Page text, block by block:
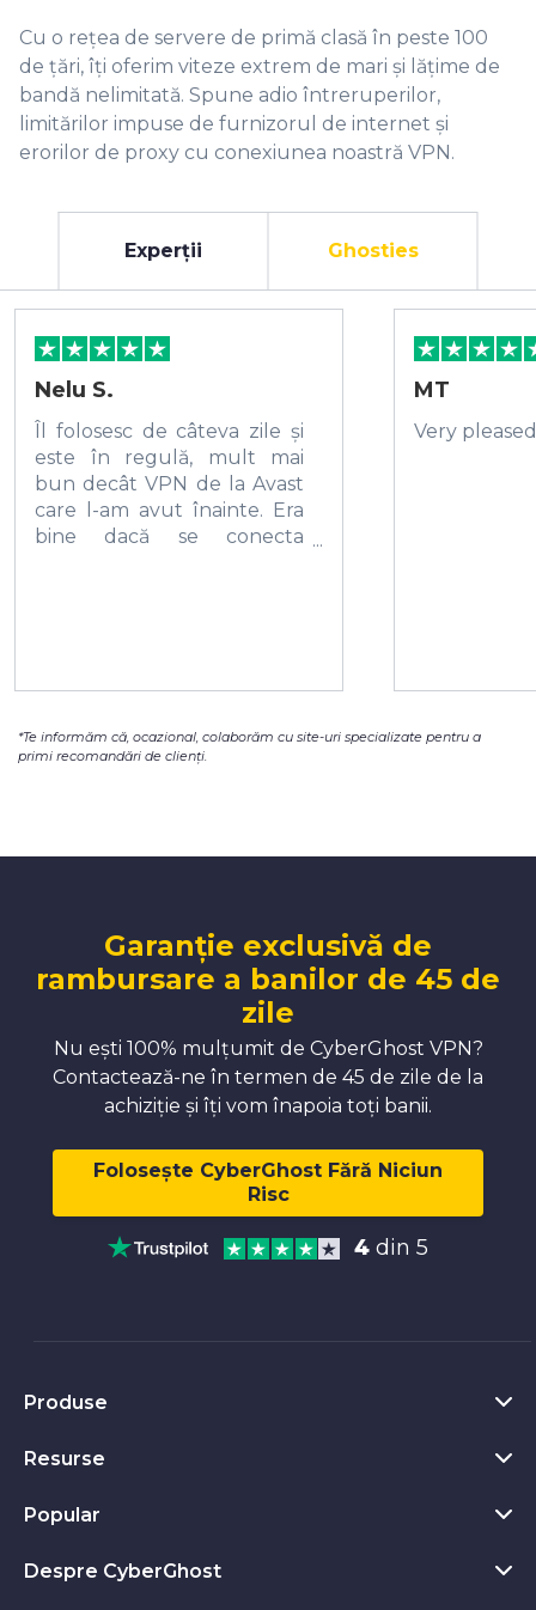
Cu o rețea de servere de primă clasă în peste 100
de țări, îți oferim viteze extrem de mari și lățime de
bandă nelimitată. Spune adio întreruperilor,
limitărilor impuse de furnizorul de internet și
erorilor de proxy cu conexiunea noastră VPN.
Experții Ghosties
Nelu S.
Îl folosesc de câteva zile și
este în regulă, mult mai
bun decât VPN de la Avast
care l-am avut înainte. Era
bine dacă se conecta
MT
Very
*Te informăm că, ocazional, colaborăm cu site-uri specializate pentru a
primi recomandări de clienți.
Garanție exclusivă de
rambursare a banilor de 45 de
zile
Nu ești 100% mulțumit de CyberGhost VPN?
Contactează-ne în termen de 45 de zile de la
achiziție și îți vom înapoia toți banii.
Folosește CyberGhost Fără Niciun
Risc
4 din 5
Produse
VPN PC/Windows
Extensie VPN pentru Chrome
Resurse
Ce este un VPN
Privacy Hub
Popular
Vezi toate reviewurile
Despre CyberGhost